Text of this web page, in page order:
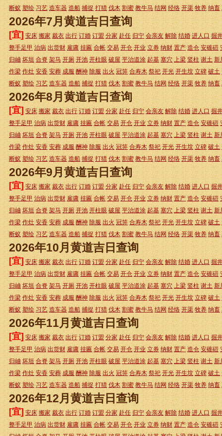
断蚁 塑绘 习艺 造车器 造船 捕捉 打猎 伐木 割蜜 教牛马 结网 经络 开渠 牧养 纳畜
2026年7月黄道吉日查询
[宜] 安床 搬家 裁衣 出行 订婚 订盟 分家 赴任 归宁 会亲友 解除 结婚 进人口 掘
整手足甲 治病 出货财 雇庸 挂匾 合帐 交易 开仓 开业 立券 纳财 置产 造仓 安碓磑
归岫 坏垣 合脊 架马 开厕 开池 开柱眼 破屋 平治道涂 起基 塞穴 上梁 竖柱 谢土 新
作梁 作灶 安香 安葬 成服 酬神 除服 出火 冠笄 合寿木 祭祀 开光 开生坟 立碑 破土
断蚁 塑绘 习艺 造车器 造船 捕捉 打猎 伐木 割蜜 教牛马 结网 经络 开渠 牧养 纳畜
2026年8月黄道吉日查询
[宜] 安床 搬家 裁衣 出行 订婚 订盟 分家 赴任 归宁 会亲友 解除 结婚 进人口 掘
整手足甲 治病 出货财 雇庸 挂匾 合帐 交易 开仓 开业 立券 纳财 置产 造仓 安碓磑
归岫 坏垣 合脊 架马 开厕 开池 开柱眼 破屋 平治道涂 起基 塞穴 上梁 竖柱 谢土 新
作梁 作灶 安香 安葬 成服 酬神 除服 出火 冠笄 合寿木 祭祀 开光 开生坟 立碑 破土
断蚁 塑绘 习艺 造车器 造船 捕捉 打猎 伐木 割蜜 教牛马 结网 经络 开渠 牧养 纳畜
2026年9月黄道吉日查询
[宜] 安床 搬家 裁衣 出行 订婚 订盟 分家 赴任 归宁 会亲友 解除 结婚 进人口 掘
整手足甲 治病 出货财 雇庸 挂匾 合帐 交易 开仓 开业 立券 纳财 置产 造仓 安碓磑
归岫 坏垣 合脊 架马 开厕 开池 开柱眼 破屋 平治道涂 起基 塞穴 上梁 竖柱 谢土 新
作梁 作灶 安香 安葬 成服 酬神 除服 出火 冠笄 合寿木 祭祀 开光 开生坟 立碑 破土
断蚁 塑绘 习艺 造车器 造船 捕捉 打猎 伐木 割蜜 教牛马 结网 经络 开渠 牧养 纳畜
2026年10月黄道吉日查询
[宜] 安床 搬家 裁衣 出行 订婚 订盟 分家 赴任 归宁 会亲友 解除 结婚 进人口 掘
整手足甲 治病 出货财 雇庸 挂匾 合帐 交易 开仓 开业 立券 纳财 置产 造仓 安碓磑
归岫 坏垣 合脊 架马 开厕 开池 开柱眼 破屋 平治道涂 起基 塞穴 上梁 竖柱 谢土 新
作梁 作灶 安香 安葬 成服 酬神 除服 出火 冠笄 合寿木 祭祀 开光 开生坟 立碑 破土
断蚁 塑绘 习艺 造车器 造船 捕捉 打猎 伐木 割蜜 教牛马 结网 经络 开渠 牧养 纳畜
2026年11月黄道吉日查询
[宜] 安床 搬家 裁衣 出行 订婚 订盟 分家 赴任 归宁 会亲友 解除 结婚 进人口 掘
整手足甲 治病 出货财 雇庸 挂匾 合帐 交易 开仓 开业 立券 纳财 置产 造仓 安碓磑
归岫 坏垣 合脊 架马 开厕 开池 开柱眼 破屋 平治道涂 起基 塞穴 上梁 竖柱 谢土 新
作梁 作灶 安香 安葬 成服 酬神 除服 出火 冠笄 合寿木 祭祀 开光 开生坟 立碑 破土
断蚁 塑绘 习艺 造车器 造船 捕捉 打猎 伐木 割蜜 教牛马 结网 经络 开渠 牧养 纳畜
2026年12月黄道吉日查询
[宜] 安床 搬家 裁衣 出行 订婚 订盟 分家 赴任 归宁 会亲友 解除 结婚 进人口 掘
整手足甲 治病 出货财 雇庸 挂匾 合帐 交易 开仓 开业 立券 纳财 置产 造仓 安碓磑